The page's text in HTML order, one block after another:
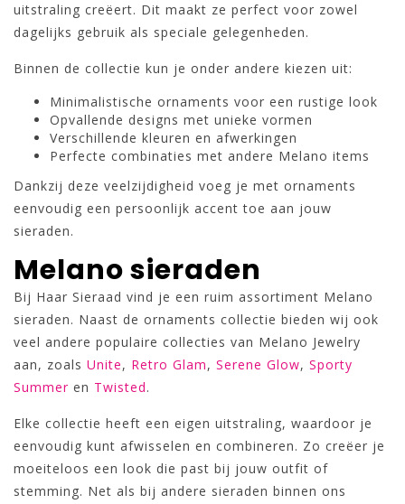
uitstraling creëert. Dit maakt ze perfect voor zowel
dagelijks gebruik als speciale gelegenheden.
Binnen de collectie kun je onder andere kiezen uit:
Minimalistische ornaments voor een rustige look
Opvallende designs met unieke vormen
Verschillende kleuren en afwerkingen
Perfecte combinaties met andere Melano items
Dankzij deze veelzijdigheid voeg je met ornaments
eenvoudig een persoonlijk accent toe aan jouw
sieraden.
Melano sieraden
Bij Haar Sieraad vind je een ruim assortiment Melano
sieraden. Naast de ornaments collectie bieden wij ook
veel andere populaire collecties van Melano Jewelry
aan, zoals Unite, Retro Glam, Serene Glow, Sporty
Summer en Twisted.
Elke collectie heeft een eigen uitstraling, waardoor je
eenvoudig kunt afwisselen en combineren. Zo creëer je
moeiteloos een look die past bij jouw outfit of
stemming. Net als bij andere sieraden binnen ons